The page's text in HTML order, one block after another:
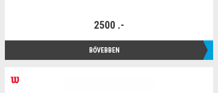
2500 .-
BŐVEBBEN